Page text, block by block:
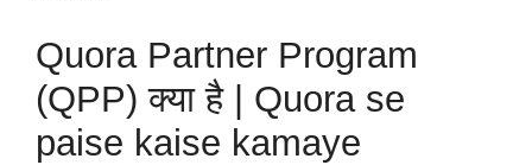
Quora Partner Program
(QPP) क्या है | Quora se
paise kaise kamaye